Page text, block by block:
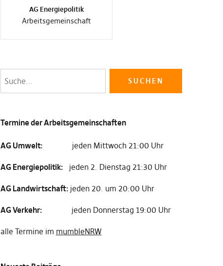
AG Energiepolitik
Arbeitsgemeinschaft
Termine der Arbeitsgemeinschaften
AG Umwelt: jeden Mittwoch 21:00 Uhr
AG Energiepolitik: jeden 2. Dienstag 21:30 Uhr
AG Landwirtschaft: jeden 20. um 20:00 Uhr
AG Verkehr: jeden Donnerstag 19:00 Uhr
alle Termine im mumbleNRW